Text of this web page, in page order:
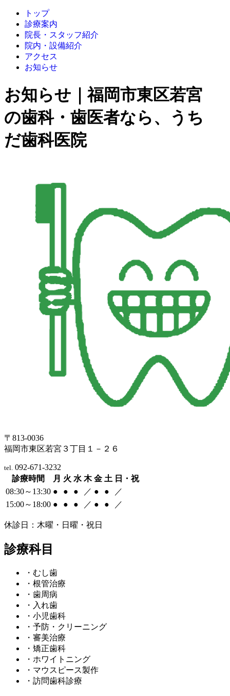
トップ
診療案内
院長・スタッフ紹介
院内・設備紹介
アクセス
お知らせ
お知らせ｜福岡市東区若宮
の歯科・歯医者なら、うち
だ歯科医院
〒813-0036
福岡市東区若宮３丁目１－２６
tel. 092-671-3232
診療時間
月 火 水 木 金 土 日・祝
08:30～13:30 ● ● ● ／ ● ●
／
15:00～18:00 ● ● ● ／ ● ● ／
休診日：木曜・日曜・祝日
診療科目
・むし歯
・根管治療
・歯周病
・入れ歯
・小児歯科
・予防・クリーニング
・審美治療
・矯正歯科
・ホワイトニング
・マウスピース製作
・訪問歯科診療